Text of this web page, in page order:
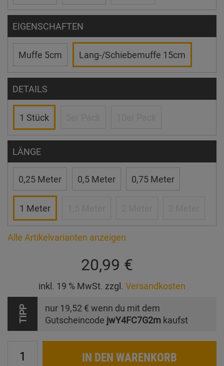
EIGENSCHAFTEN
Muffe 5cm Lang-/Schiebemuffe 15cm
DETAILS
1 Stück
LÄNGE
0,25 Meter 0,5 Meter 0,75 Meter
1 Meter
Alle Artikelvarianten anzeigen
20,99 €
inkl. 19 % MwSt. zzgl. Versandkosten
TIPP nur 19,52 € wenn du mit dem
Gutscheincode jwY4FC7G2m kaufst
IN DEN WARENKORB